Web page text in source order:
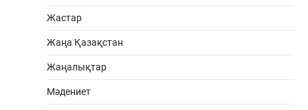
Жастар
Жаңа Қазақстан
Жаңалықтар
Мәдениет